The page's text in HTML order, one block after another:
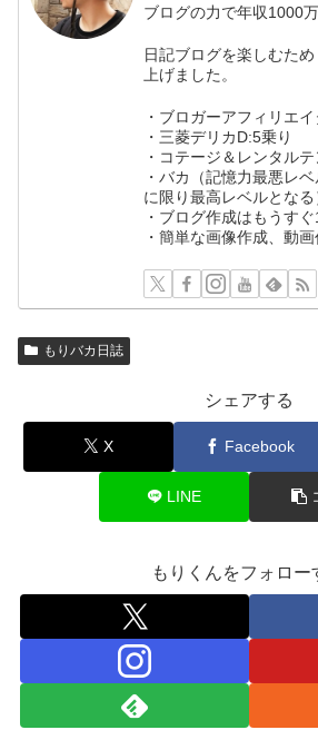
ブログの力で年収1000
日記ブログを楽しむた
上げました。
・ブロガーアフィリエイ
・三菱デリカD:5乗り
・コテージ＆レンタル
・バカ（記憶力最悪レ
に限り最高レベルとなる
・ブログ作成はもうすぐ
・簡単な画像作成、動
もりバカ日誌
シェアする
X Facebook
LINE
もりくんをフォロー